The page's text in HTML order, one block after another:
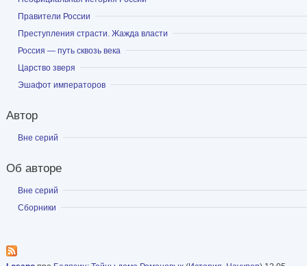
возглавил в 1813—1814 годах
европейских держав. Был одним из
1814—1815 годов и организаторов
годы жизни нередко говорил о намерении
«удалиться от мира», что после его
Согласно этой легенде, в Таганроге умер и
Александр, а его двойник, в то время как
старцем-отшельником на Урале в пещере на
скончался в 1864 году.
Статья в Википедии
Показать
Правители России
Показать
Преступления страсти. Жажда власти
Показать
Россия — путь сквозь века
Показать
Царство зверя
Показать
Эшафот императоров
Автор
Показать
Вне серий
Об авторе
Показать
Вне серий
Показать
Сборники